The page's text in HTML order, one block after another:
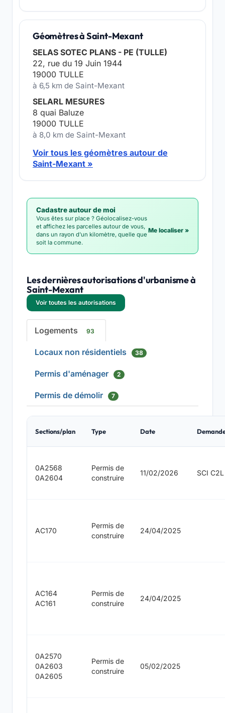
Géomètres à Saint-Mexant
SELAS SOTEC PLANS - PE (TULLE)
22, rue du 19 Juin 1944
19000 TULLE
à 6,5 km de Saint-Mexant
SELARL MESURES
8 quai Baluze
19000 TULLE
à 8,0 km de Saint-Mexant
Voir tous les géomètres autour de
Saint-Mexant »
Cadastre autour de moi
Vous êtes sur place ? Géolocalisez-vous
et affichez les parcelles autour de vous,
dans un rayon d'un kilomètre, quelle que
soit la commune.
Me localiser »
Les dernières autorisations d'urbanisme à
Saint-Mexant
Voir toutes les autorisations
Logements 93
Locaux non résidentiels 38
Permis d'aménager 2
Permis de démolir 7
Sections/plan Type Date
0A2568
0A2604
Permis de
construire
11/02/2026 SCI C2L
AC170
Permis de
construire
24/04/2025
AC164
AC161
Permis de
construire
24/04/2025
0A2570
0A2603
0A2605
Permis de
construire
05/02/2025